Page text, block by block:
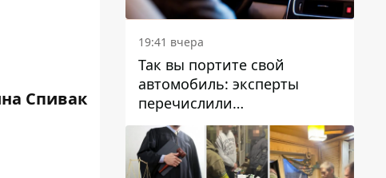
Спивак
19:41 вчера
Так вы портите свой
автомобиль: эксперты
перечислили
распространенные
привычки водителей,
которые на самом деле